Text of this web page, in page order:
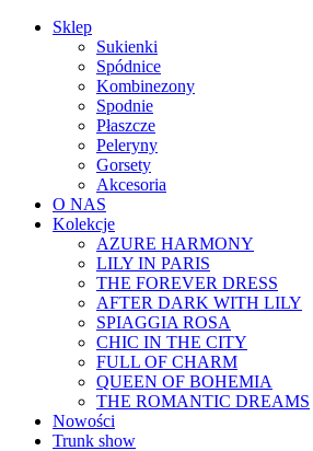
Sklep
Sukienki
Spódnice
Kombinezony
Spodnie
Płaszcze
Peleryny
Gorsety
Akcesoria
O NAS
Kolekcje
AZURE HARMONY
LILY IN PARIS
THE FOREVER DRESS
AFTER DARK WITH LILY
SPIAGGIA ROSA
CHIC IN THE CITY
FULL OF CHARM
QUEEN OF BOHEMIA
THE ROMANTIC DREAMS
Nowości
Trunk show